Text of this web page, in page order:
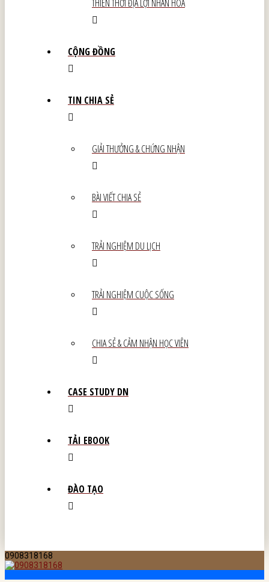
THIÊN THỜI ĐỊA LỢI NHÂN HÒA
CỘNG ĐỒNG
TIN CHIA SẺ
GIẢI THƯỞNG & CHỨNG NHẬN
BÀI VIẾT CHIA SẺ
TRẢI NGHIỆM DU LỊCH
TRẢI NGHIỆM CUỘC SỐNG
CHIA SẺ & CẢM NHẬN HỌC VIÊN
CASE STUDY DN
TẢI EBOOK
ĐÀO TẠO
0908318168